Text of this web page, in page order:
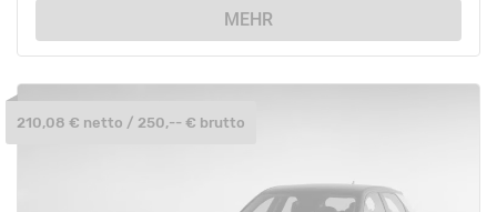
MEHR
210,08 € netto / 250,-- € brutto